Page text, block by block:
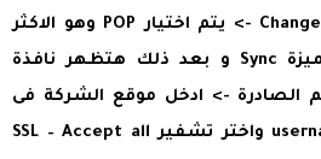
اختيار Change account provider -> يتم اختيار POP وهو الاكثر
استقرارا او اختر IMAP لميزة Sync و بعد ذلك هتظهر نافذة
ثم الصادرة -> ادخل موقع الشركة فى
server و الايميل فى username واختر تشفير SSL – Accept all